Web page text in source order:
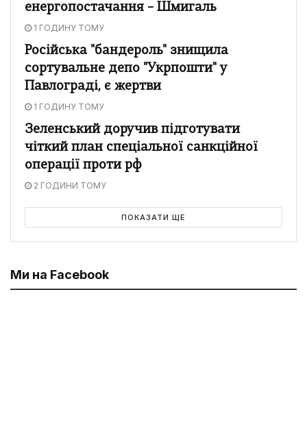
енергопостачання – Шмигаль
1 ГОДИНУ ТОМУ
Російська "бандероль" знищила
сортувальне депо "Укрпошти" у
Павлограді, є жертви
1 ГОДИНУ ТОМУ
Зеленський доручив підготувати
чіткий план спеціальної санкційної
операції проти рф
2 ГОДИНИ ТОМУ
ПОКАЗАТИ ЩЕ
Ми на Facebook